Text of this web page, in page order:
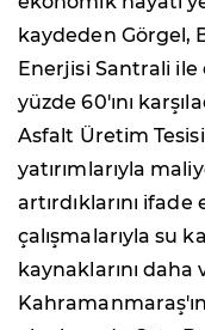
kaydeden Görgel,
Enerjisi Santrali ile
yüzde 60'ını
Asfalt Üretim
yatırımlarıyla
artırdıklarını
çalışmalarıyla su
kaynaklarını